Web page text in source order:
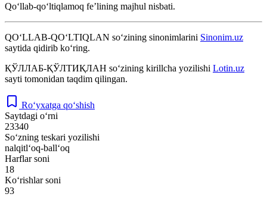
Qoʻllab-qoʻltiqlamoq feʼlining majhul nisbati.
QO‘LLAB-QO‘LTIQLAN so‘zining sinonimlarini Sinonim.uz
saytida qidirib ko‘ring.
ҚЎЛЛАБ-ҚЎЛТИҚЛАН so‘zining kirillcha yozilishi Lotin.uz
sayti tomonidan taqdim qilingan.
Ro‘yxatga qo‘shish
Saytdagi o‘rni
23340
So‘zning teskari yozilishi
nalqitl‘oq-ball‘oq
Harflar soni
18
Ko‘rishlar soni
93